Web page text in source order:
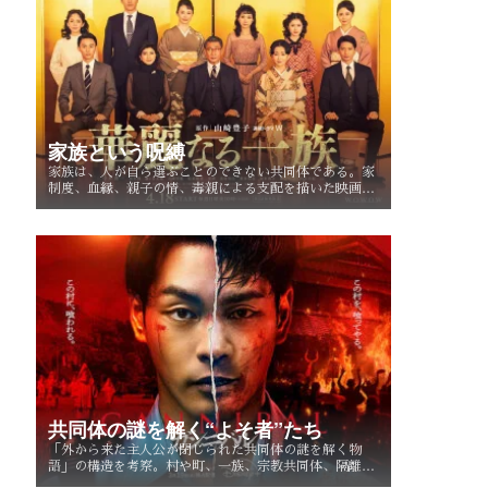
家族という呪縛
家族は、人が自ら選ぶことのできない共同体である。家
制度、血縁、親子の情、毒親による支配を描いた映画・
共同体の謎を解く“よそ者”たち
「外から来た主人公が閉じられた共同体の謎を解く物
語」の構造を考察。村や町、一族、宗教共同体、隔離社